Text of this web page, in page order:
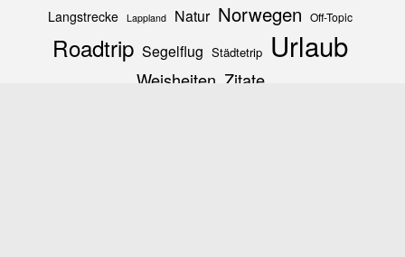
Langstrecke Lappland Natur Norwegen Off-Topic
Roadtrip Segelflug Städtetrip Urlaub
Weisheiten Zitate